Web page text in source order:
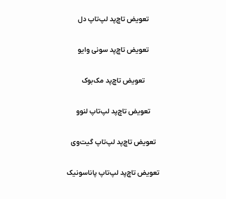
تعویض تاچ‌پد لپ‌تاپ دل
تعویض تاچ‌پد سونی وایو
تعویض تاچ‌پد مک‌بوک
تعویض تاچ‌پد لپ‌تاپ لنوو
تعویض تاچ‌پد لپ‌تاپ گیت‌وی
تعویض تاچ‌پد لپ‌تاپ پاناسونیک